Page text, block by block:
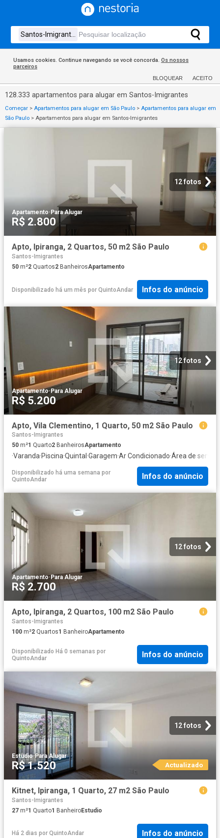
Usamos cookies. Continue navegando se você concorda. Os nossos
parceiros
BLOQUEAR ACEITO
128.333 apartamentos para alugar em Santos-Imigrantes
Começar > Apartamentos para alugar em São Paulo > Apartamentos para alugar em
São Paulo > Apartamentos para alugar em Santos-Imigrantes
12 fotos
Apartamento· Para Alugar
R$ 2.800
Apto, Ipiranga, 2 Quartos, 50 m2 São Paulo
Santos-Imigrantes
50 m²2 Quartos2 BanheirosApartamento
Disponibilizado há um mês por QuintoAndar Infos do anúncio
12 fotos
Apartamento·Para Alugar
R$ 5.200
Apto, Vila Clementino, 1 Quarto, 50 m2 São Paulo
Santos-Imigrantes
50 m²1 Quarto2 BanheirosApartamento
·Varanda·Piscina·Quintal ·Garagem·Ar Condicionado·Área de serviço
Disponibilizado há uma semana por
QuintoAndar
Infos do anúncio
12 fotos
Apartamento· Para Alugar
R$ 2.700
Apto, Ipiranga, 2 Quartos, 100 m2 São Paulo
Santos-Imigrantes
100 m²2 Quartos1 BanheiroApartamento
Disponibilizado Há 0 semanas por
QuintoAndar
Infos do anúncio
12 fotos
Estudio·Para Alugar
R$ 1.520 Actualizado
Kitnet, Ipiranga, 1 Quarto, 27 m2 São Paulo
Santos-Imigrantes
27 m²1 Quarto1 BanheiroEstudio
Há 2 dias por QuintoAndar Infos do anúncio